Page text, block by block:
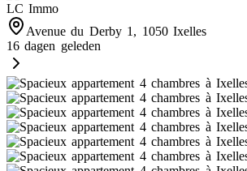
LC Immo
Avenue du Derby 1, 1050 Ixelles
16 dagen geleden